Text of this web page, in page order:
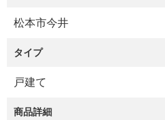
松本市今井
タイプ
戸建て
商品詳細